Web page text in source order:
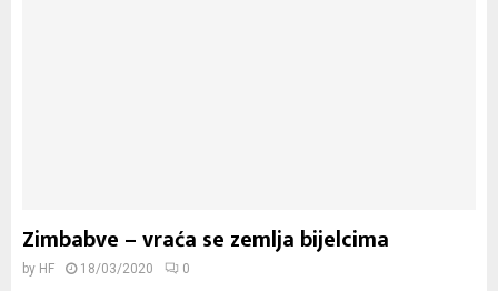
Zimbabve – vraća se zemlja bijelcima
by HF 18/03/2020 0